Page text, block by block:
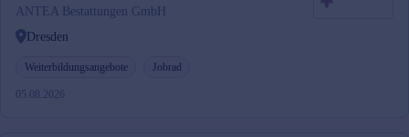
ANTEA Bestattungen GmbH
Dresden
Weiterbildungsangebote Jobrad
05.08.2026